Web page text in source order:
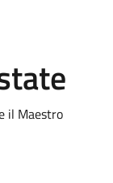
il Maestro